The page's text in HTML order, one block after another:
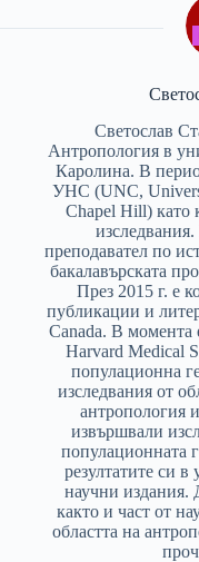
Светослав
Антропология в
Каролина. В
УНС (UNC,
Chapel Hill) като
преподавател по
бакалавърската
През 2015 г. е
публикации и
Canada. В момента
Harvard Medical
популационна
изследвания от
антропология
извършвали
популационната
резултатите си в
научни издания.
както и част от
областта на